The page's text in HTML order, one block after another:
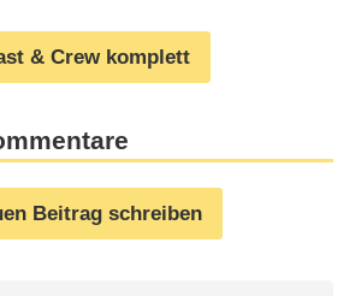
& Crew komplett
Beitrag schreiben